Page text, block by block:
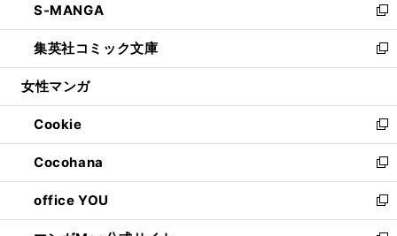
く
で
開
く
ド
ウ
で
開
ィ
ン
ド
ウ
開
く
い
ウ
ィ
ン
ウ
で
開
く
S-MANGA
新
し
い
ウ
ン
ド
ウ
で
開
く
集英社コミック文庫
新
し
ウ
ィ
ン
ド
ウ
で
開
女性マンガ
Cookie
新
し
い
ウ
ィ
ン
Cocohana
新
し
い
ウ
office YOU
新
し